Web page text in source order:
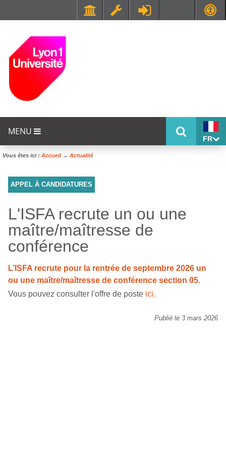
MENU
FR
Vous êtes ici : Accueil→ Actualité
APPEL À CANDIDATURES
L'ISFA recrute un ou une
maître/maîtresse de
conférence
L’ISFA recrute pour la rentrée de septembre 2026 un
ou une maître/maîtresse de conférence section 05.
Vous pouvez consulter l'offre de poste ici.
Publié le 3 mars 2026